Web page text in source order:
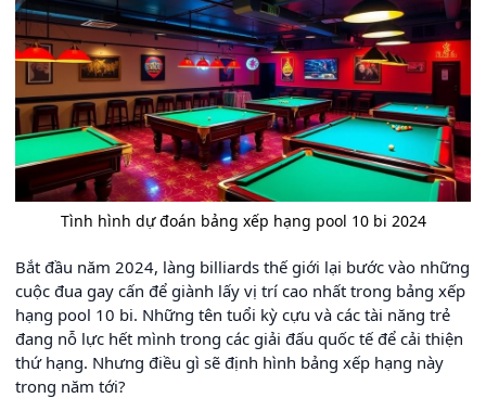
Tình hình dự đoán bảng xếp hạng pool 10 bi 2024
Bắt đầu năm 2024, làng billiards thế giới lại bước vào những
cuộc đua gay cấn để giành lấy vị trí cao nhất trong bảng xếp
hạng pool 10 bi. Những tên tuổi kỳ cựu và các tài năng trẻ
đang nỗ lực hết mình trong các giải đấu quốc tế để cải thiện
thứ hạng. Nhưng điều gì sẽ định hình bảng xếp hạng này
trong năm tới?